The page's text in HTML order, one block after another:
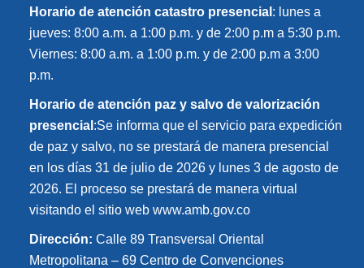
Horario de atención catastro presencial : lunes a
jueves: 8:00 a.m. a 1:00 p.m. y de 2:00 p.m a 5:30 p.m.
Viernes: 8:00 a.m. a 1:00 p.m. y de 2:00 p.m a 3:00
p.m.
Horario de atención paz y salvo de valorización
presencial :Se informa que el servicio para expedición
de paz y salvo, no se prestará de manera presencial
en los días 31 de julio de 2026 y lunes 3 de agosto de
2026. El proceso se prestará de manera virtual
visitando el sitio web www.amb.gov.co
Dirección: Calle 89 Transversal Oriental
Metropolitana – 69 Centro de Convenciones